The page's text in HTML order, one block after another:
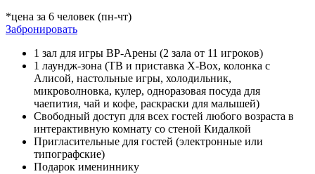
*цена за 6 человек (пн-чт)
Забронировать
1 зал для игры ВР-Арены (2 зала от 11 игроков)
1 лаундж-зона (ТВ и приставка X-Box, колонка с
Алисой, настольные игры, холодильник,
микроволновка, кулер, одноразовая посуда для
чаепития, чай и кофе, раскраски для малышей)
Свободный доступ для всех гостей любого возраста в
интерактивную комнату со стеной Кидалкой
Пригласительные для гостей (электронные или
типографские)
Подарок имениннику